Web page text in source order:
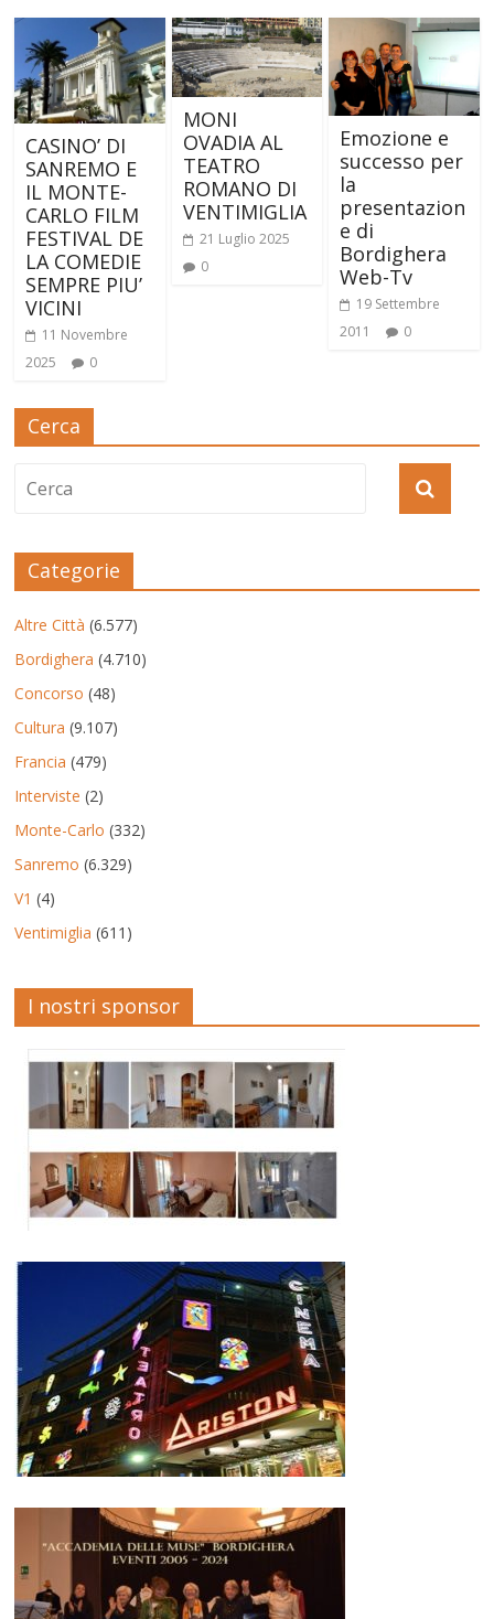
CASINO’ DI
SANREMO E
IL MONTE-
CARLO FILM
FESTIVAL DE
LA COMEDIE
SEMPRE PIU’
VICINI
11 Novembre
2025
0
MONI
OVADIA AL
TEATRO
ROMANO DI
VENTIMIGLIA
21 Luglio 2025
0
Emozione e
successo per
la
presentazion
e di
Bordighera
Web-Tv
19 Settembre
2011
0
Cerca
Categorie
Altre Città (6.577)
Bordighera (4.710)
Concorso (48)
Cultura (9.107)
Francia (479)
Interviste (2)
Monte-Carlo (332)
Sanremo (6.329)
V1 (4)
Ventimiglia (611)
I nostri sponsor